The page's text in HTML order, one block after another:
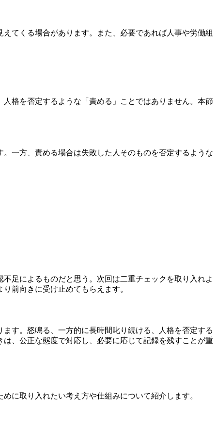
てくる場合があります。また、必要であれば人事や労働組
格を否定するような「責める」ことではありません。本節
一方、責める場合は失敗した人そのものを否定するような
足によるものだと思う。次回は二重チェックを取り入れよ
前向きに受け止めてもらえます。
す。怒鳴る、一方的に長時間叱り続ける、人格を否定する
、公正な態度で対応し、必要に応じて記録を残すことが重
に取り入れたい考え方や仕組みについて紹介します。